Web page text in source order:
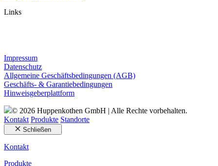
Links
Impressum
Datenschutz
Allgemeine Geschäftsbedingungen (AGB)
Geschäfts- & Garantiebedingungen
Hinweisgeberplattform
© 2026 Huppenkothen GmbH | Alle Rechte vorbehalten.
Kontakt Produkte Standorte
Schließen
Kontakt
Produkte